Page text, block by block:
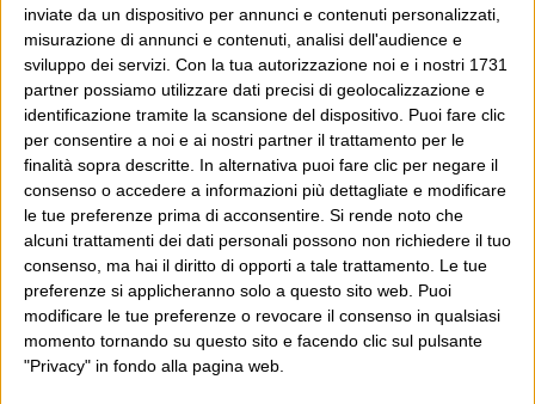
inviate da un dispositivo per annunci e contenuti personalizzati,
misurazione di annunci e contenuti, analisi dell'audience e
sviluppo dei servizi. Con la tua autorizzazione noi e i nostri 1731
partner possiamo utilizzare dati precisi di geolocalizzazione e
identificazione tramite la scansione del dispositivo. Puoi fare clic
per consentire a noi e ai nostri partner il trattamento per le
finalità sopra descritte. In alternativa puoi fare clic per negare il
consenso o accedere a informazioni più dettagliate e modificare
le tue preferenze prima di acconsentire. Si rende noto che
alcuni trattamenti dei dati personali possono non richiedere il tuo
consenso, ma hai il diritto di opporti a tale trattamento. Le tue
preferenze si applicheranno solo a questo sito web. Puoi
modificare le tue preferenze o revocare il consenso in qualsiasi
momento tornando su questo sito e facendo clic sul pulsante
"Privacy" in fondo alla pagina web.
Wittgenstein è il blog di Luca Sofri, il fondatore e
direttore editoriale del giornale online il Post. Forse
sei qui perché conosci già il Post, o forse sei
capitato qui per altri giri.
In questo secondo caso, e se Wittgenstein ti piace,
potrebbe piacerti anche il Post: che è partito
proprio da qui, e dal voler portare gli approcci di
questo blog dentro a un progetto più grande.
Poi il Post è cresciuto ed è diventato anche altro:
un progetto giornalistico che prosegue da oltre 16